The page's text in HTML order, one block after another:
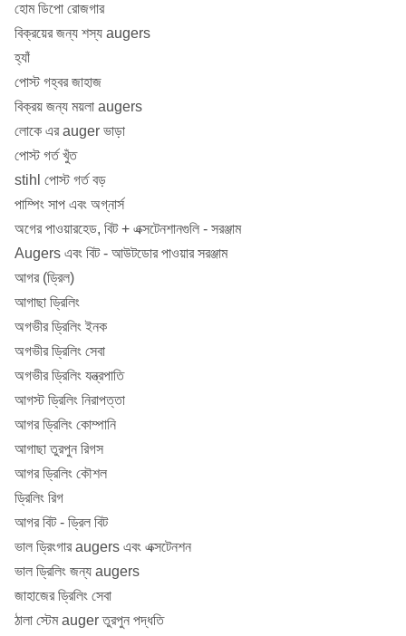
11 1/2 "
13 3/4 "
17 1/2 "
হোম ডিপো রোজগার
বিক্রয়ের জন্য শস্য augers
হ্যাঁ
পোস্ট গহ্বর জাহাজ
বিক্রয় জন্য ময়লা augers
লোকে এর auger ভাড়া
পোস্ট গর্ত খুঁত
stihl পোস্ট গর্ত বড়
পাম্পিং সাপ এবং অগ্নার্স
অগের পাওয়ারহেড, বিট + এক্সটেনশানগুলি - সরঞ্জাম
Augers এবং বিট - আউটডোর পাওয়ার সরঞ্জাম
আগর (ড্রিল)
আগাছা ড্রিলিং
অগভীর ড্রিলিং ইনক
অগভীর ড্রিলিং সেবা
অগভীর ড্রিলিং যন্ত্রপাতি
আগস্ট ড্রিলিং নিরাপত্তা
আগর ড্রিলিং কোম্পানি
আগাছা তুরপুন রিগস
আগর ড্রিলিং কৌশল
ড্রিলিং রিগ
আগর বিট - ড্রিল বিট
ভাল ড্রিংগার augers এবং এক্সটেনশন
ভাল ড্রিলিং জন্য augers
জাহাজের ড্রিলিং সেবা
ঠালা স্টেম auger তুরপুন পদ্ধতি